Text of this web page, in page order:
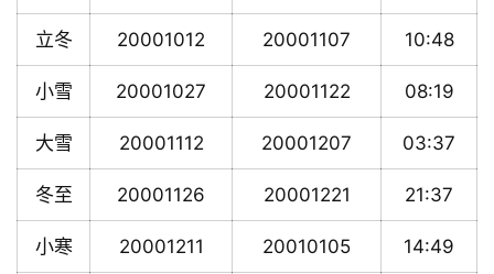
立冬 20001012 20001107 10:48
小雪 20001027 20001122 08:19
大雪 20001112 20001207 03:37
冬至 20001126 20001221 21:37
小寒 20001211 20010105 14:49